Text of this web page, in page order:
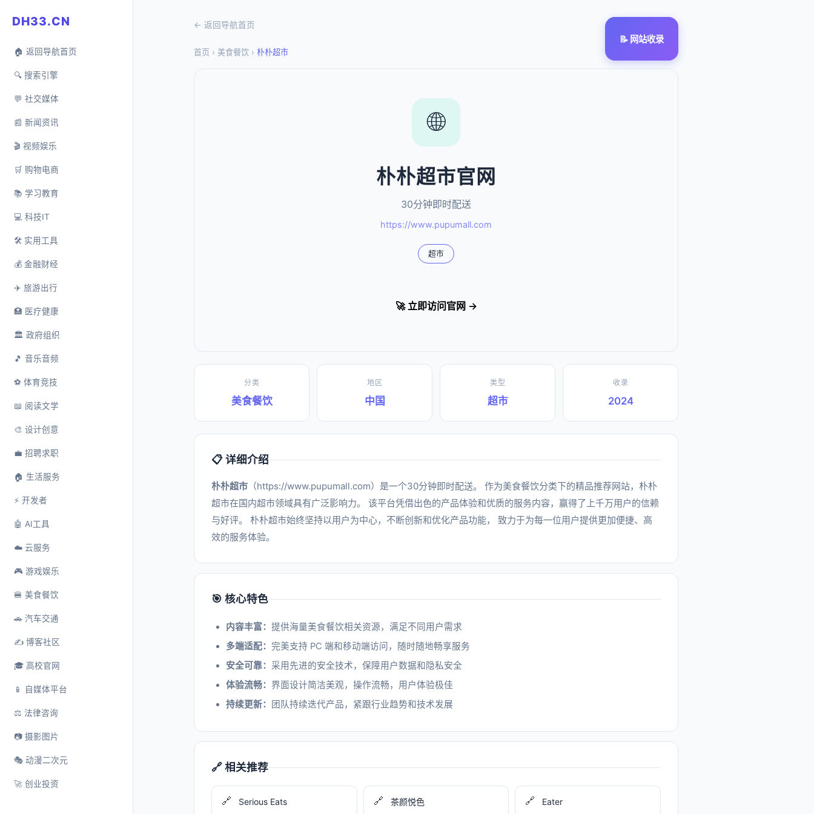
DH33.CN
🏠 返回导航首页
🔍 搜索引擎
💬 社交媒体
📰 新闻资讯
🎬 视频娱乐
🛒 购物电商
📚 学习教育
💻 科技IT
🛠️ 实用工具
💰 金融财经
✈️ 旅游出行
🏥 医疗健康
🏛️ 政府组织
🎵 音乐音频
⚽ 体育竞技
📖 阅读文学
🎨 设计创意
💼 招聘求职
🏠 生活服务
⚡ 开发者
🤖 AI工具
☁️ 云服务
🎮 游戏娱乐
🍔 美食餐饮
🚗 汽车交通
✍️ 博客社区
🎓 高校官网
📱 自媒体平台
⚖️ 法律咨询
📷 摄影图片
🎭 动漫二次元
🚀 创业投资
📝 网站收录
← 返回导航首页
首页 › 美食餐饮 › 朴朴超市
🌐
朴朴超市官网
30分钟即时配送
https://www.pupumall.com
超市
🚀 立即访问官网 →
分类
美食餐饮
地区
中国
类型
超市
收录
2024
📋 详细介绍
朴朴超市 （https://www.pupumall.com）是一个30分钟即时配送。 作为美食餐饮分类下的精品推荐网站，朴朴
超市在国内超市领域具有广泛影响力。 该平台凭借出色的产品体验和优质的服务内容，赢得了上千万用户的信赖
与好评。 朴朴超市始终坚持以用户为中心，不断创新和优化产品功能， 致力于为每一位用户提供更加便捷、高
效的服务体验。
🎯 核心特色
内容丰富： 提供海量美食餐饮相关资源，满足不同用户需求
多端适配： 完美支持 PC 端和移动端访问，随时随地畅享服务
安全可靠： 采用先进的安全技术，保障用户数据和隐私安全
体验流畅： 界面设计简洁美观，操作流畅，用户体验极佳
持续更新：
团队持续迭代产品，紧跟行业趋势和技术发展
🔗 相关推荐
🔗 Serious Eats 🔗 茶颜悦色 🔗 Eater